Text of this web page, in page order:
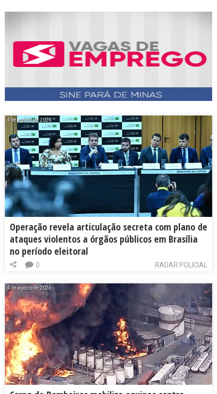
4 de agosto de 2026
Operação revela articulação secreta com plano de
ataques violentos a órgãos públicos em Brasília
no período eleitoral
RADAR POLICIAL
0
4 de agosto de 2026